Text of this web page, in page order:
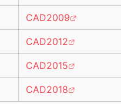
CAD2009
CAD2012
CAD2015
CAD2018